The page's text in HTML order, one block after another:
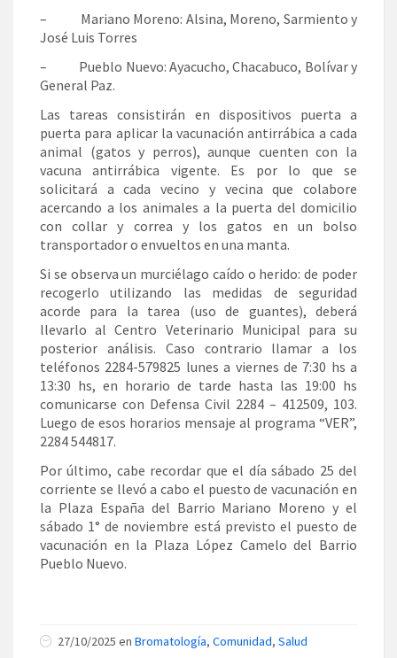
– Mariano Moreno: Alsina, Moreno, Sarmiento y
José Luis Torres
– Pueblo Nuevo: Ayacucho, Chacabuco, Bolívar y
General Paz.
Las tareas consistirán en dispositivos puerta a
puerta para aplicar la vacunación antirrábica a cada
animal (gatos y perros), aunque cuenten con la
vacuna antirrábica vigente. Es por lo que se
solicitará a cada vecino y vecina que colabore
acercando a los animales a la puerta del domicilio
con collar y correa y los gatos en un bolso
transportador o envueltos en una manta.
Si se observa un murciélago caído o herido: de poder
recogerlo utilizando las medidas de seguridad
acorde para la tarea (uso de guantes), deberá
llevarlo al Centro Veterinario Municipal para su
posterior análisis. Caso contrario llamar a los
teléfonos 2284-579825 lunes a viernes de 7:30 hs a
13:30 hs, en horario de tarde hasta las 19:00 hs
comunicarse con Defensa Civil 2284 – 412509, 103.
Luego de esos horarios mensaje al programa “VER”,
2284 544817.
Por último, cabe recordar que el día sábado 25 del
corriente se llevó a cabo el puesto de vacunación en
la Plaza España del Barrio Mariano Moreno y el
sábado 1° de noviembre está previsto el puesto de
vacunación en la Plaza López Camelo del Barrio
Pueblo Nuevo.
27/10/2025 en Bromatología, Comunidad, Salud